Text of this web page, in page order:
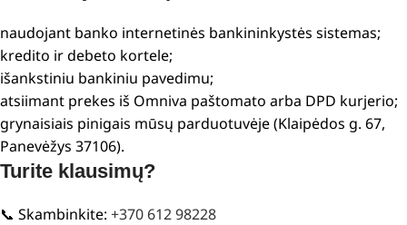
naudojant banko internetinės bankininkystės sistemas;
kredito ir debeto kortele;
išankstiniu bankiniu pavedimu;
atsiimant prekes iš Omniva paštomato arba DPD kurjerio;
grynaisiais pinigais mūsų parduotuvėje (Klaipėdos g. 67,
Panevėžys 37106).
Turite klausimų?
📞 Skambinkite: +370 612 98228